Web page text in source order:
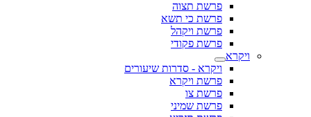
פרשת תצוה
פרשת כי תשא
פרשת ויקהל
פרשת פקודי
ויקרא
ויקרא - סדרות שיעורים
פרשת ויקרא
פרשת צו
פרשת שמיני